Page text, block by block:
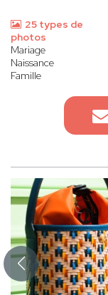
25 types de
photos
Mariage
Naissance
Famille